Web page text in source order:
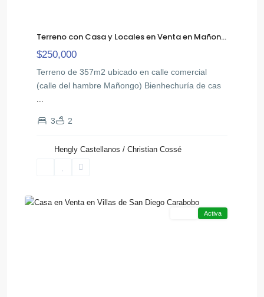
Terreno con Casa y Locales en Venta en Mañon...
$250,000
Terreno de 357m2 ubicado en calle comercial
(calle del hambre Mañongo) Bienhechuría de cas
3 2
Hengly Castellanos / Christian Cossé
Terrazas
Activa